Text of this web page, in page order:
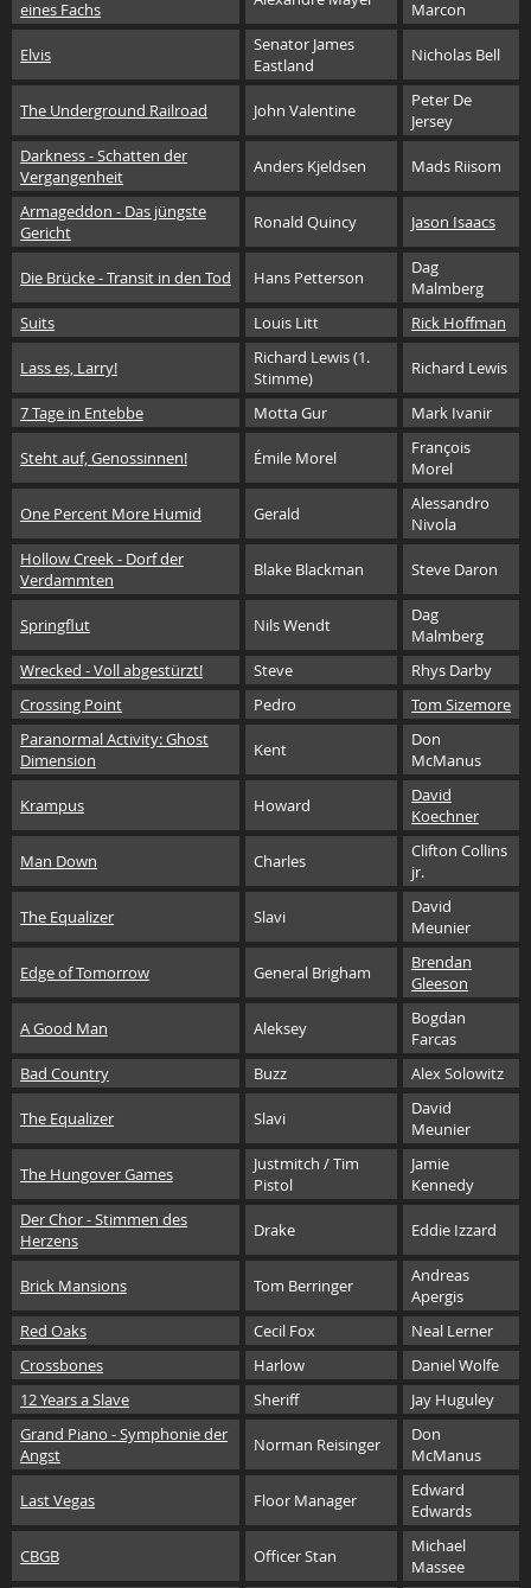
eines Fachs Marcon
Elvis
Senator James
Eastland
Nicholas Bell
The Underground Railroad John Valentine
Peter De
Jersey
Darkness - Schatten der
Vergangenheit
Anders Kjeldsen Mads Riisom
Armageddon - Das jüngste
Gericht
Ronald Quincy Jason Isaacs
Die Brücke - Transit in den Tod Hans Petterson
Dag
Malmberg
Suits
Louis Litt Rick Hoffman
Lass es, Larry!
Richard Lewis (1.
Stimme)
Richard Lewis
7 Tage in Entebbe Motta Gur Mark Ivanir
Steht auf, Genossinnen! Émile Morel
François
Morel
One Percent More Humid Gerald
Alessandro
Nivola
Hollow Creek - Dorf der
Verdammten
Blake Blackman Steve Daron
Springflut Nils Wendt
Dag
Malmberg
Wrecked - Voll abgestürzt!
Steve
Rhys Darby
Crossing Point
Pedro
Tom Sizemore
Paranormal Activity: Ghost
Dimension
Kent
Don
McManus
Krampus Howard
David
Koechner
Man Down Charles
Clifton Collins
jr.
The Equalizer Slavi
David
Meunier
Edge of Tomorrow General Brigham
Brendan
Gleeson
A Good Man Aleksey
Bogdan
Farcas
Bad Country
Buzz Alex Solowitz
The Equalizer Slavi
David
Meunier
The Hungover Games
Justmitch / Tim
Pistol
Jamie
Kennedy
Der Chor - Stimmen des
Herzens
Drake Eddie Izzard
Brick Mansions Tom Berringer
Andreas
Apergis
Red Oaks
Cecil Fox
Neal Lerner
Crossbones
Harlow
Daniel Wolfe
12 Years a Slave
Sheriff
Jay Huguley
Grand Piano - Symphonie der
Angst
Norman Reisinger
Don
McManus
Last Vegas Floor Manager
Edward
Edwards
CBGB Officer Stan
Michael
Massee